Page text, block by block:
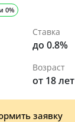
0%
Ставка
до 0.8%
Возраст
от 18 лет
заявку